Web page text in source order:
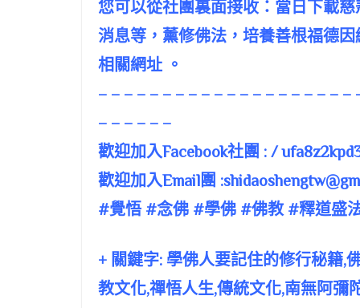
您可以從社團裏面接收：當日下載
消息等，薰修佛法，培養善根福德
相關網址 。
– – – – – – – – – – – – – – – – – – –
– – – – – –
歡迎加入Facebook社團 : /
歡迎加入Email團 :
#覺悟 #念佛 #學佛 #佛教 #釋道盛
+ 關鍵字: 學佛人要記住的修行秘籍,
教文化,禪悟人生,傳統文化,南無阿彌